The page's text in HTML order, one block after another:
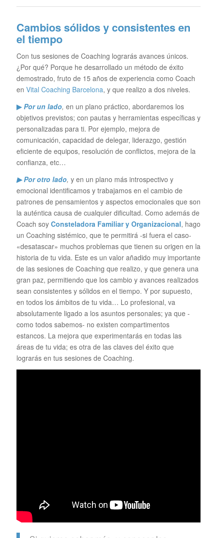
Cambios sólidos y consistentes en
el tiempo
Con tus sesiones de Coaching lograrás avances únicos.
¿Por qué? Porque he desarrollado un método de éxito
demostrado, fruto de 15 años de experiencia como Coach
en Vital Coaching Barcelona, y que realizo a dos niveles.
▶Por un lado, en un plano práctico, abordaremos los
objetivos previstos; con pautas y herramientas específicas y
personalizadas para ti. Por ejemplo, mejora de
comunicación, capacidad de delegar, liderazgo, gestión
eficiente de equipos, resolución de conflictos, mejora de la
confianza, etc…
▶ Por otro lado, y en un plano más introspectivo y
emocional identificamos y trabajamos en el cambio de
patrones de pensamientos y aspectos emocionales que son
la auténtica causa de cualquier dificultad. Como además de
Coach soy Consteladora Familiar y Organizacional, hago
un Coaching sistémico, que te permitirá -si fuera el caso-
«desatascar» muchos problemas que tienen su origen en la
historia de tu vida. Este es un valor añadido muy importante
de las sesiones de Coaching que realizo, y que genera una
gran paz, permitiendo que los cambio y avances realizados
sean consistentes y sólidos en el tiempo. Y por supuesto,
en todos los ámbitos de tu vida… Lo profesional, va
absolutamente ligado a los asuntos personales; ya que -
como todos sabemos- no existen compartimentos
estancos. La mejora que experimentarás en todas las
áreas de tu vida; es otra de las claves del éxito que
lograrás en tus sesiones de Coaching.